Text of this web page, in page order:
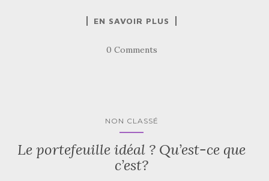
EN SAVOIR PLUS
0 Comments
NON CLASSÉ
Le portefeuille idéal ? Qu’est-ce que
c’est?